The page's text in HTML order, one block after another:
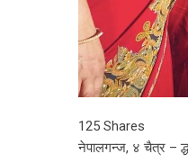
125 Shares
नेपालगन्ज, ४ चैत्र –